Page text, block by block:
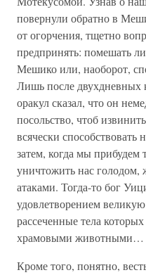
повернули обратно в
от огорчения, тщетно
предпринять: помешать
Мешико или, наоборот,
Лишь после
оракул сказал, что он
посольство, чтоб
всячески
затем, когда мы прибудем
уничтожить нас
атаками. Тогда-то бог
удовлетворением
рассеченные тела
храмовыми животными…
Кроме того, понятно,